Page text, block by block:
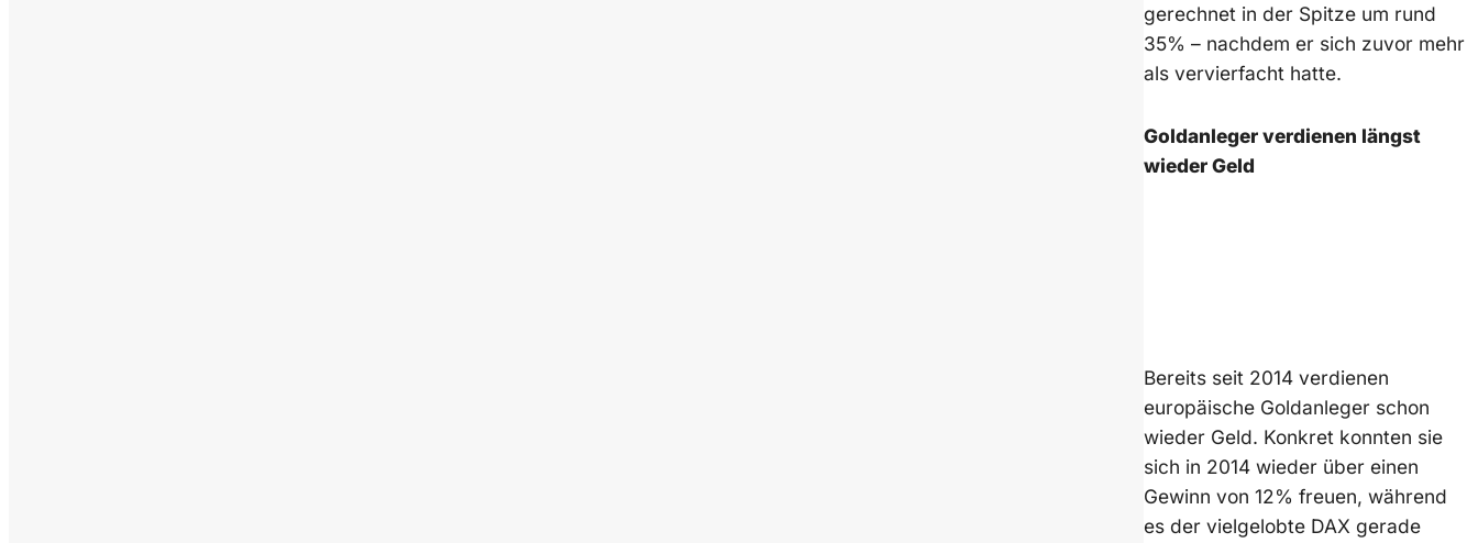
gerechnet in der Spitze um rund
35% – nachdem er sich zuvor mehr
als vervierfacht hatte.
Goldanleger verdienen längst
wieder Geld
Bereits seit 2014 verdienen
europäische Goldanleger schon
wieder Geld. Konkret konnten sie
sich in 2014 wieder über einen
Gewinn von 12% freuen, während
es der vielgelobte DAX gerade